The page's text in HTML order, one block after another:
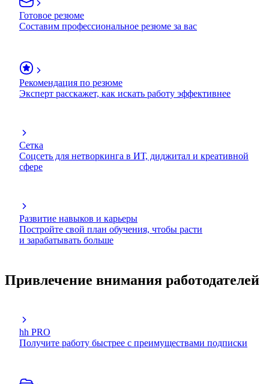
Готовое резюме
Составим профессиональное резюме за вас
Рекомендация по резюме
Эксперт расскажет, как искать работу эффективнее
Сетка
Соцсеть для нетворкинга в ИТ, диджитал и креативной
сфере
Развитие навыков и карьеры
Постройте свой план обучения, чтобы расти
и зарабатывать больше
Привлечение внимания работодателей
hh PRO
Получите работу быстрее с преимуществами подписки